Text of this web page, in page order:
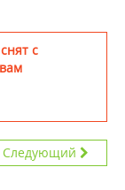
с
Следующий